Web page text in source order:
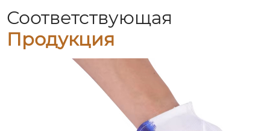
Соответствующая
Продукция